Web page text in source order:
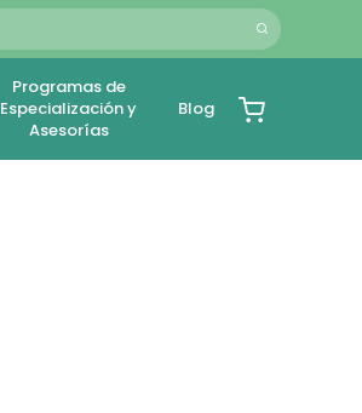
Programas de
Especialización y
Asesorías
Blog